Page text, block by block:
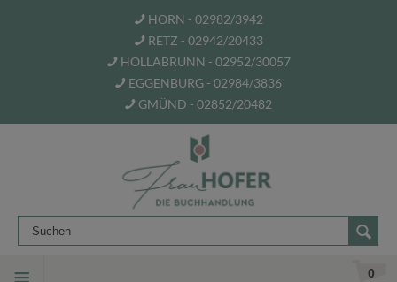
HORN - 02982/3942
RETZ - 02942/20433
HOLLABRUNN - 02952/30057
EGGENBURG - 02984/3836
GMÜND - 02852/20482
0